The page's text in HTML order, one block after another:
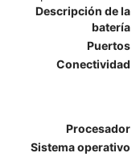
Descripción de la
batería
Puertos
Conectividad
Procesador
Sistema operativo